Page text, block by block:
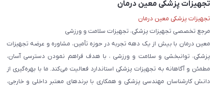
تجهیزات پزشکی معین درمان
تجهیزات پزشکی معین درمان
مرجع تخصصی تجهیزات پزشکی، تجهیزات سلامت و ورزشی
معین درمان با بیش از یک دهه تجربه در حوزه تأمین، مشاوره و عرضه تجهیزات
پزشکی، توانبخشی و سلامت و ورزشی ، با هدف فراهم نمودن دسترسی آسان،
مطمئن و آگاهانه به تجهیزات پزشکی استاندارد فعالیت می‌کند. ما با بهره‌گیری از
دانش کارشناسان مهندسی پزشکی و همکاری با برندهای معتبر داخلی و خارجی،